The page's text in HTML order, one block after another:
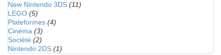
New Nintendo 3DS (11)
LEGO (5)
Plateformes (4)
Cinéma (3)
Société (2)
Nintendo 2DS (1)